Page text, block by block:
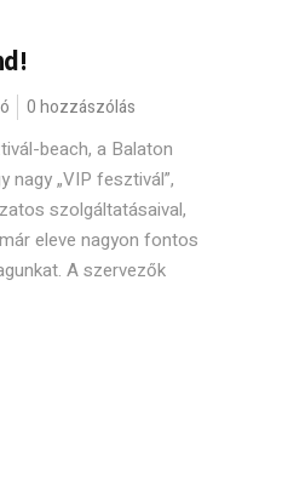
0 hozzászólás
beach, a Balaton
nagy „VIP fesztivál”,
szolgáltatásaival,
eleve nagyon fontos
A szervezők